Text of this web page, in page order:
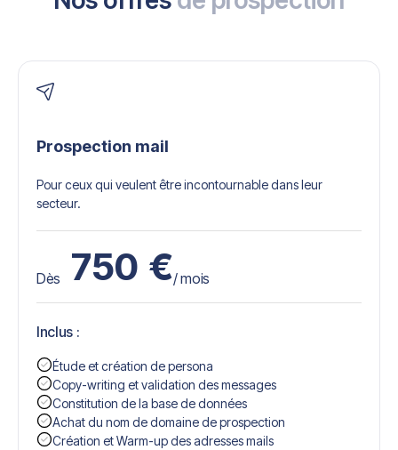
Prospection mail
Pour ceux qui veulent être incontournable dans leur
secteur.
Dès 750 €/ mois
Inclus :
Étude et création de persona
Copy-writing et validation des messages
Constitution de la base de données
Achat du nom de domaine de prospection
Création et Warm-up des adresses mails